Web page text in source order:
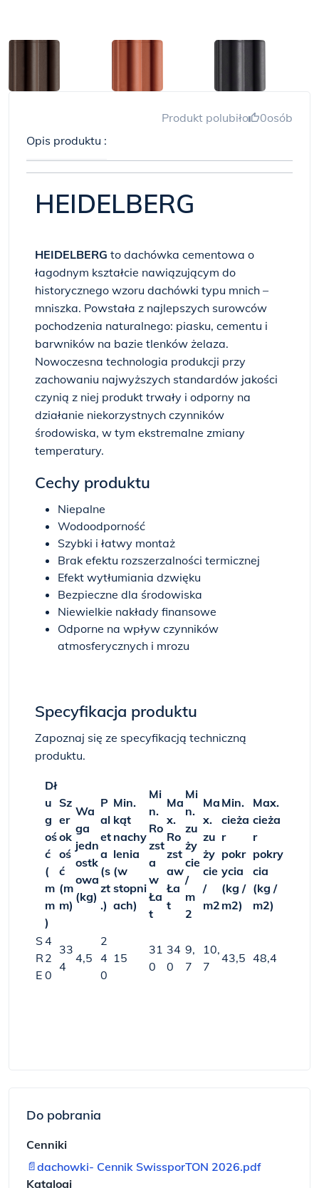
Produkt polubiło 0osób
Opis produktu :
HEIDELBERG
HEIDELBERG to dachówka cementowa o
łagodnym kształcie nawiązującym do
historycznego wzoru dachówki typu mnich –
mniszka. Powstała z najlepszych surowców
pochodzenia naturalnego: piasku, cementu i
barwników na bazie tlenków żelaza.
Nowoczesna technologia produkcji przy
zachowaniu najwyższych standardów jakości
czynią z niej produkt trwały i odporny na
działanie niekorzystnych czynników
środowiska, w tym ekstremalne zmiany
temperatury.
Cechy produktu
Niepalne
Wodoodporność
Szybki i łatwy montaż
Brak efektu rozszerzalności termicznej
Efekt wytłumiania dzwięku
Bezpieczne dla środowiska
Niewielkie nakłady finansowe
Odporne na wpływ czynników
atmosferycznych i mrozu
Specyfikacja produktu
Zapoznaj się ze specyfikacją techniczną
produktu.
Dł
u
g
oś
ć
(
m
m
)
Sz
er
ok
oś
ć
(m
m)
Wa
ga
jedn
ostk
owa
(kg)
P
al
et
a
(s
zt
.)
Min.
kąt
nachy
lenia
(w
stopni
ach)
Mi
n.
Ro
zst
a
w
Ła
t
Ma
x.
Ro
zst
aw
Ła
t
Mi
n.
zu
ży
cie
/
m
2
Ma
x.
zu
ży
cie
/
m2
Min.
cieża
r
pokr
ycia
(kg /
m2)
Max.
cieża
r
pokry
cia
(kg /
m2)
S
R
E
4
2
0
33
4
4,5
2
4
0
15
31
0
34
0
9,
7
10,
7
43,5 48,4
Do pobrania
Cenniki
📄dachowki- Cennik SwissporTON 2026.pdf
Katalogi